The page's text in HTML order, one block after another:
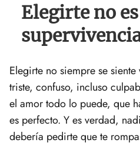
Elegirte no
Elegirte no siempre se
triste, confuso, incluso
el amor todo lo puede, que
es perfecto. Y es verdad,
debería pedirte que te